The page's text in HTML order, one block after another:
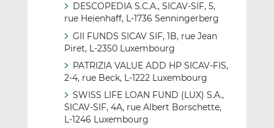
DESCOPEDIA S.C.A., SICAV-SIF, 5,
rue Heienhaff, L-1736 Senningerberg
GII FUNDS SICAV SIF, 1B, rue Jean
Piret, L-2350 Luxembourg
PATRIZIA VALUE ADD HP SICAV-FIS,
2-4, rue Beck, L-1222 Luxembourg
SWISS LIFE LOAN FUND (LUX) S.A.,
SICAV-SIF, 4A, rue Albert Borschette,
L-1246 Luxembourg